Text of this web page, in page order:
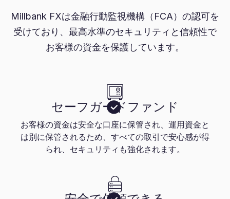
Millbank FXは金融行動監視機構（FCA）の認可を
受けており、最高水準のセキュリティと信頼性で
お客様の資金を保護しています。
セーフガードファンド
お客様の資金は安全な口座に保管され、運用資金と
は別に保管されるため、すべての取引で安心感が得
られ、セキュリティも強化されます。